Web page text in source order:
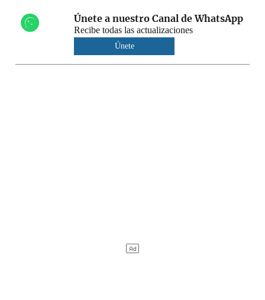
Únete a nuestro Canal de WhatsApp
Recibe todas las actualizaciones
Únete